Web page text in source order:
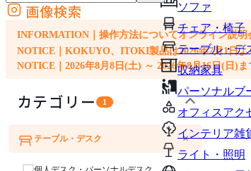
ソファ
チェア・椅子
テーブル・デ
収納家具
パーソナルブ
オフィスアク
インテリア雑
ライト・照明
外部サイトの商品をカートに追加
他のサイトで見つけた商品ページのURLを貼り付けて、カートに追加できます
画像検索
INFORMATION｜操作方法についてオンライン説明
NOTICE｜KOKUYO、ITOKI製品は2026年7月1日
NOTICE｜2026年8月8日(土) ～ 2026年8月16日(日)
カテゴリー 1
ソファ
チェア・椅子
テーブル・デスク ×